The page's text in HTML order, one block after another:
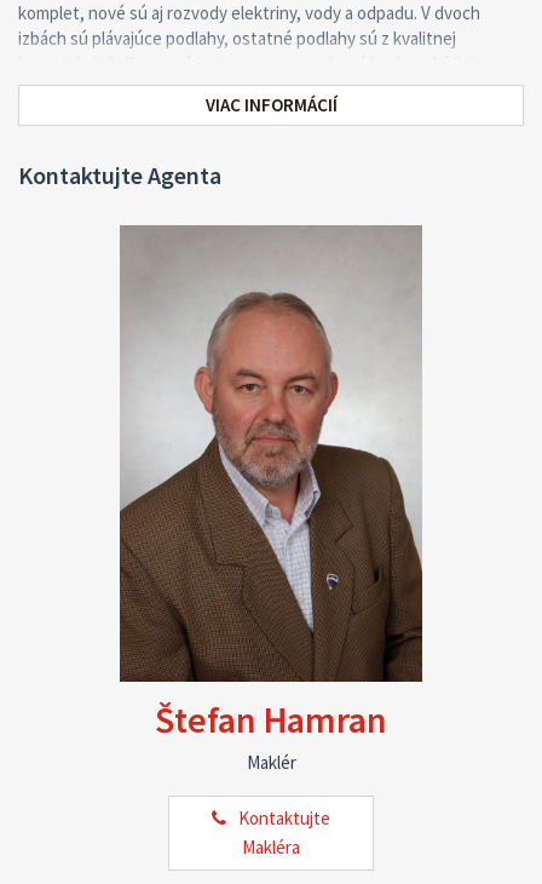
komplet, nové sú aj rozvody elektriny, vody a odpadu. V dvoch
izbách sú plávajúce podlahy, ostatné podlahy sú z kvalitnej
vstavanými kvalitnými spotrebičmi. V centrálnej časti domu sa
nachádza krb, z ktorého vedú rozvody s výduchmi do každej
gamatkami.
Dom je napojený na plyn, elektrinu, obecný vodovod, má aj vlastnú
ktorou sa nachádza záhrada s trávnikom, vonkajším posedením,
okrasnými drevinami a rodiacimi stromkami ako figovník,
citrónovník, kiwi, tulipánový strom a iné ovocné stromy ako hruška,
Celý pozemok je oplotený masývnym betónovým plotom a vpredu z
ulice je ručne kovaný kovový plot, bránka aj brána.
VIAC INFORMÁCIÍ
Kontaktujte Agenta
Štefan Hamran
Maklér
Kontaktujte
Makléra